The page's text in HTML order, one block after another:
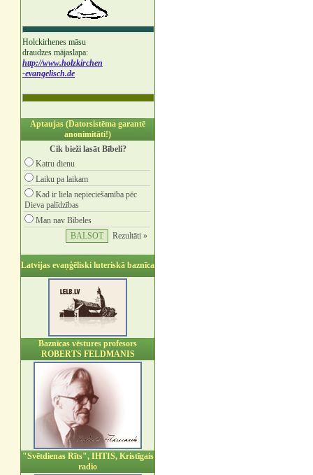
Holckirhenes māsu
draudzes mājaslapa:
http://www.holzkirchen
-evangelisch.de
Aptaujas (Datorsistēma garantē
anonimitāti!)
Cik bieži lasāt Bībeli?
Katru dienu
Laiku pa laikam
Kad ir liela nepieciešamība pēc
Dieva palīdzības
Man nav Bībeles
Rezultāti »
Latvijas evaņģēliski luteriskā baznīca
Baznīcas vēstures profesors
ROBERTS FELDMANIS
"Svētdienas Rīts", IHTIS, Kristīgais
radio